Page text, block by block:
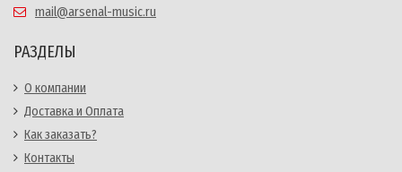
mail@arsenal-music.ru
РАЗДЕЛЫ
О компании
Доставка и Оплата
Как заказать?
Контакты